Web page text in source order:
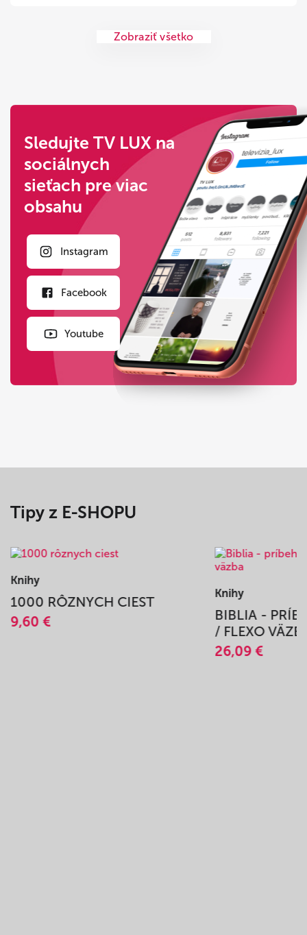
Zobraziť všetko
Sledujte TV LUX na
sociálnych
sieťach pre viac
obsahu
Instagram
Facebook
Youtube
Tipy z E-SHOPU
Knihy
1000 RÔZNYCH CIEST
9,60 €
Knihy
BIBLIA -
/ FLEXO
26,09 €